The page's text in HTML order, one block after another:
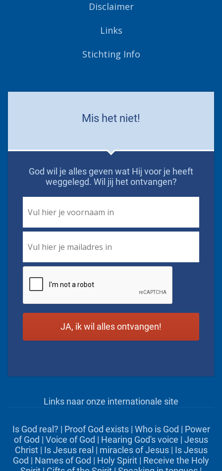
Disclaimer
Links
Stichting Info
Mis het niet!
God wil je alles geven wat Hij voor je heeft
weggelegd. Wil jij het ontvangen?
Name *
Links naar onze internationale site
Is God real? | Proof God exists| Who is God | Power
of God | Voice of God | Hearing God's voice | Jesus
Christ| Is Jesus real | miracles of Jesus| Is Jesus
God | Names of God | Holy Spirit | Receive the Holy